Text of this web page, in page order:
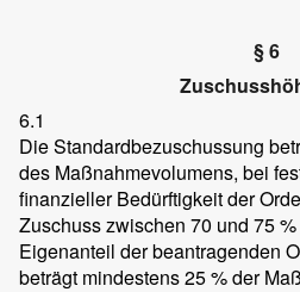
§ 6
6.1
Die Standardbezuschussung
des Maßnahmevolumens, bei
finanzieller Bedürftigkeit der
Zuschuss zwischen 70 und 75
Eigenanteil der beantragenden
beträgt mindestens 25 % der